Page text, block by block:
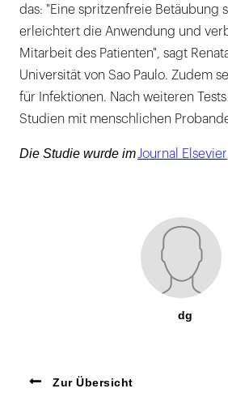
das: "Eine spritzenfreie Betäubung
erleichtert die Anwendung und
Mitarbeit des Patienten", sagt
Universität von Sao Paulo. Zudem
für Infektionen. Nach weiteren
Studien mit menschlichen
Die Studie wurde im Journal Elsevier
dg
Zur Übersicht